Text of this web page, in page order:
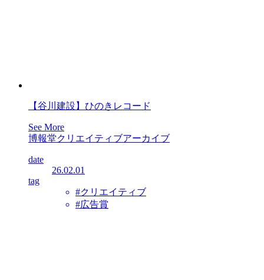
【谷川建設】ひのきレコード
See More
博報堂クリエイティブアーカイブ
date
26.02.01
tag
#クリエイティブ
#広告賞